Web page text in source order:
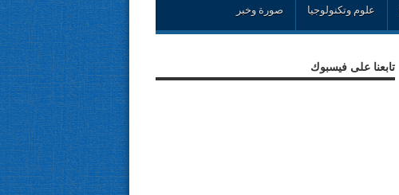
علوم وتكنولوجيا صورة وخبر
تابعنا على فيسبوك